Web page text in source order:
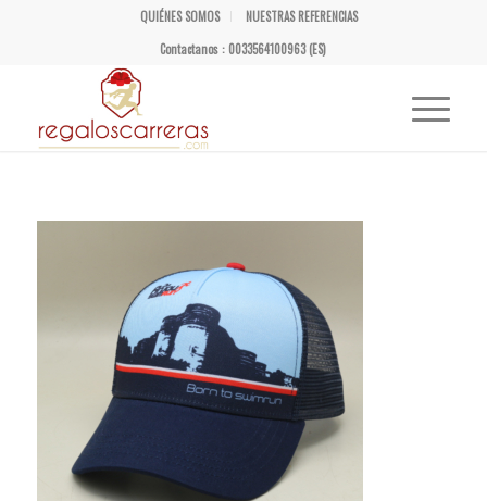
QUIÉNES SOMOS
NUESTRAS REFERENCIAS
Contactanos : 0033564100963 (ES)